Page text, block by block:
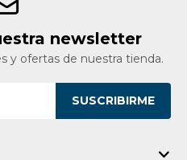
newsletter
y ofertas de nuestra tienda.
SUSCRIBIRME